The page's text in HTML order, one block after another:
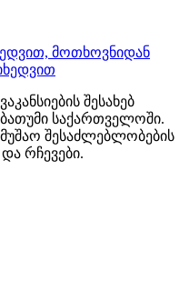
მოთხოვნიდან
შესახებ
საქართველოში.
შესაძლებლობების
და რჩევები.